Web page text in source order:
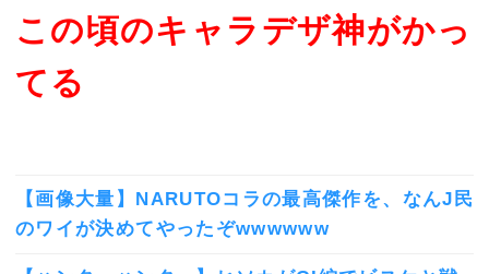
この頃のキャラデザ神がかっ
てる
【画像大量】NARUTOコラの最高傑作を、なんJ民
のワイが決めてやったぞwwwwww